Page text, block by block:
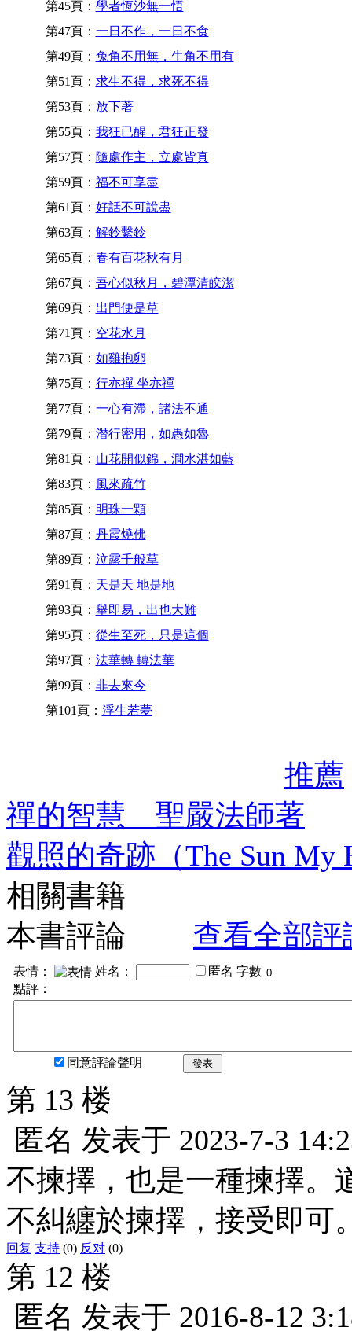
第45頁： 學者恆沙無一悟
第47頁： 一日不作，一日不食
第49頁： 兔角不用無，牛角不用有
第51頁： 求生不得，求死不得
第53頁： 放下著
第55頁： 我狂已醒，君狂正發
第57頁： 隨處作主，立處皆真
第59頁： 福不可享盡
第61頁： 好話不可說盡
第63頁： 解鈴繫鈴
第65頁： 春有百花秋有月
第67頁： 吾心似秋月，碧潭清皎潔
第69頁： 出門便是草
第71頁： 空花水月
第73頁： 如雞抱卵
第75頁： 行亦禪 坐亦禪
第77頁： 一心有滯，諸法不通
第79頁： 潛行密用，如愚如魯
第81頁： 山花開似錦，澗水湛如藍
第83頁： 風來疏竹
第85頁： 明珠一顆
第87頁： 丹霞燒佛
第89頁： 泣露千般草
第91頁： 天是天 地是地
第93頁： 舉即易，出也大難
第95頁： 從生至死，只是這個
第97頁： 法華轉 轉法華
第99頁： 非去來今
第101頁： 浮生若夢
推薦
禪的智慧 聖嚴法師著
觀照的奇跡（The Sun
相關書籍
本書評論
查看全部評
表情： 姓名： 匿名 字數
點評：
同意評論聲明 發表
第 13 楼
匿名 发表于 2023-7-3
不揀擇，也是一種揀擇。
不糾纏於揀擇，接受即可
回复 支持 (0) 反对 (0)
第 12 楼
匿名 发表于 2016-8-12